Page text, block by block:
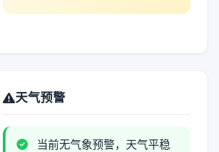
天气预警
当前无气象预警，天气平稳